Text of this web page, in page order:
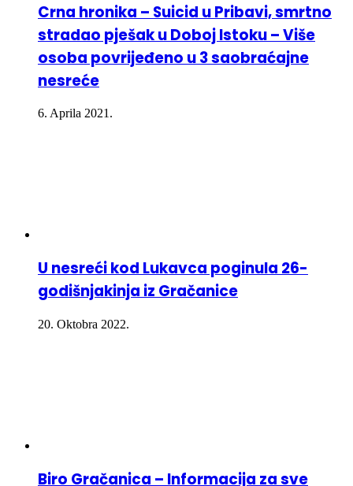
Crna hronika – Suicid u Pribavi, smrtno
stradao pješak u Doboj Istoku – Više
osoba povrijeđeno u 3 saobraćajne
nesreće
6. Aprila 2021.
U nesreći kod Lukavca poginula 26-
godišnjakinja iz Gračanice
20. Oktobra 2022.
Biro Gračanica – Informacija za sve